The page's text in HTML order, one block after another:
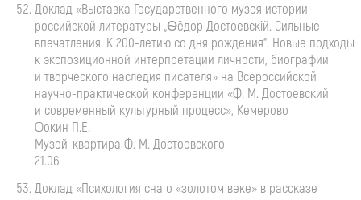
Доклад «Выставка Государственного музея истории
российской литературы „Ѳёдор Достоевскiй. Сильные
впечатления. К200-летию со дня рождения“. Новые подходы
к экспозиционной интерпретации личности, биографии
и творческого наследия писателя» на Всероссийской
научно-практической конференции «Ф. М. Достоевский
и современный культурный процесс», Кемерово
Фокин П.Е.
Музей-квартира Ф. М. Достоевского
21.06
Доклад «Психология сна о «золотом веке» в рассказе